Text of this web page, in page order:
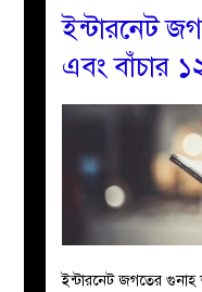
ইন্টারনেট
এবং বাঁচার
ইন্টারনেট জগতের